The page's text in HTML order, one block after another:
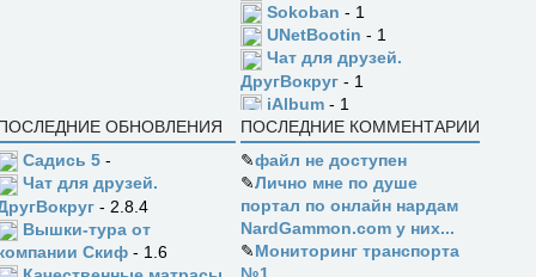
Sokoban - 1
UNetBootin - 1
Чат для друзей.
ДругВокруг - 1
jAlbum - 1
ОБНОВЛЕНИЯ
Садись 5 -
Чат для друзей.
- 2.8.4
Вышки-тура от
Скиф - 1.6
ПОСЛЕДНИЕ КОММЕНТАРИИ
✎файл не доступен
✎Лично мне по душе
портал по онлайн нардам
NardGammon.com у них...
✎Мониторинг транспорта